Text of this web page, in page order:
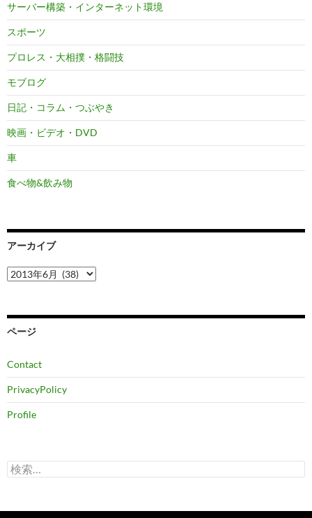
サーバー構築・インターネット環境
スポーツ
プロレス・大相撲・格闘技
モブログ
日記・コラム・つぶやき
映画・ビデオ・DVD
車
食べ物&飲み物
アーカイブ
ア
ー
ブ
ページ
Contact
PrivacyPolicy
Profile
検
索: